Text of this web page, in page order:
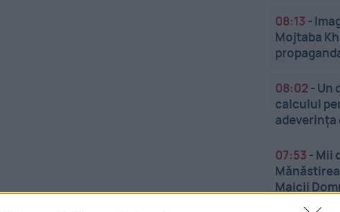
08:13 -
Mojtaba
08:02 - Un
calculul
adeverința
07:53 - Mii
Maicii